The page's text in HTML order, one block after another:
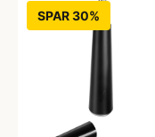
SPAR 30%